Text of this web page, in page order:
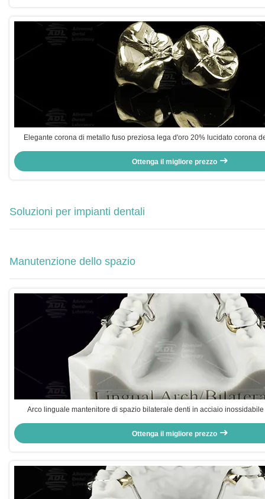
Elegante corona di metallo fuso preziosa lega d'oro 20% lucidato corona
Ottenga il migliore prezzo
Soluzioni per impianti dentali
Manutenzione dello spazio
Arco linguale mantenitore di spazio bilaterale denti in acciaio
Ottenga il migliore prezzo